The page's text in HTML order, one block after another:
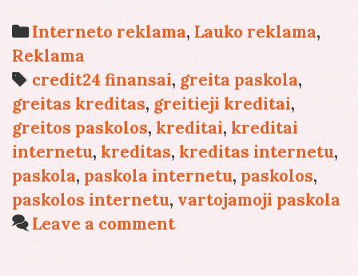
–
bet
Categories
Interneto reklama, Lauko reklama,
Reklama
Tags
credit24 finansai, greita paskola,
greitas kreditas, greitieji kreditai,
greitos paskolos, kreditai, kreditai
internetu, kreditas, kreditas internetu,
paskola, paskola internetu, paskolos,
paskolos internetu,vartojamoji paskola
Leave a comment